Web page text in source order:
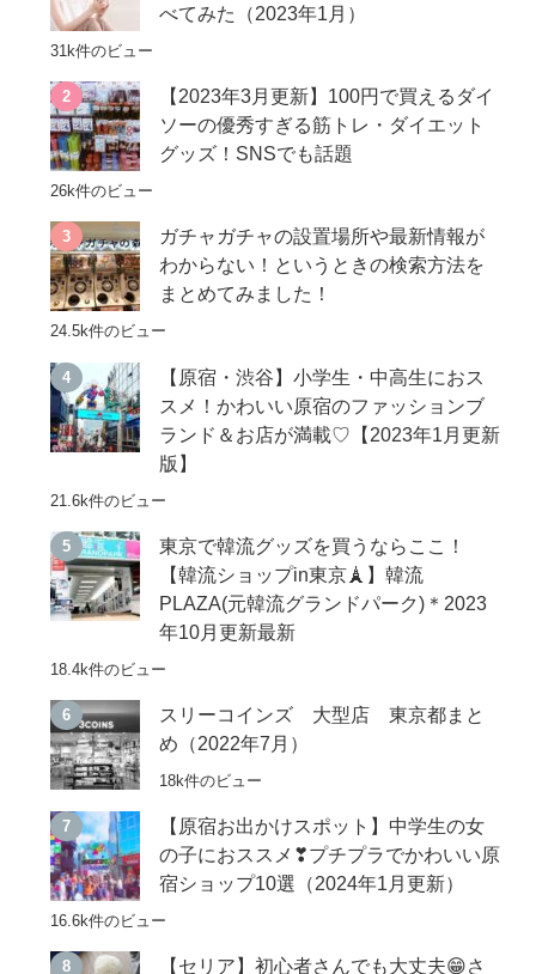
べてみた（2023年1月）
31k件のビュー
【2023年3月更新】100円で買えるダイ
ソーの優秀すぎる筋トレ・ダイエット
グッズ！SNSでも話題
26k件のビュー
ガチャガチャの設置場所や最新情報が
わからない！というときの検索方法を
まとめてみました！
24.5k件のビュー
【原宿・渋谷】小学生・中高生におス
スメ！かわいい原宿のファッションブ
ランド＆お店が満載♡【2023年1月更新
版】
21.6k件のビュー
東京で韓流グッズを買うならここ！
【韓流ショップin東京🗼】韓流
PLAZA(元韓流グランドパーク)＊2023
年10月更新最新
18.4k件のビュー
スリーコインズ 大型店 東京都まと
め（2022年7月）
18k件のビュー
【原宿お出かけスポット】中学生の女
の子におススメ❣プチプラでかわいい原
宿ショップ10選（2024年1月更新）
16.6k件のビュー
【セリア】初心者さんでも大丈夫😁さ